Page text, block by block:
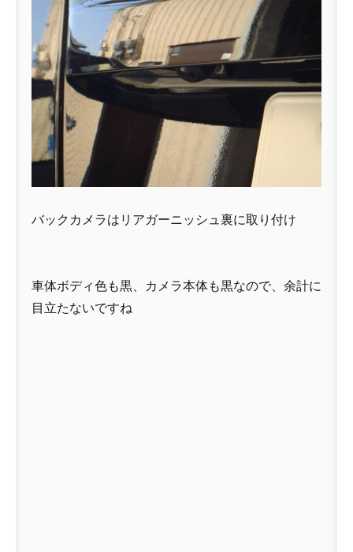
バックカメラはリアガーニッシュ裏に取り付け
車体ボディ色も黒、カメラ本体も黒なので、余計に
目立たないですね